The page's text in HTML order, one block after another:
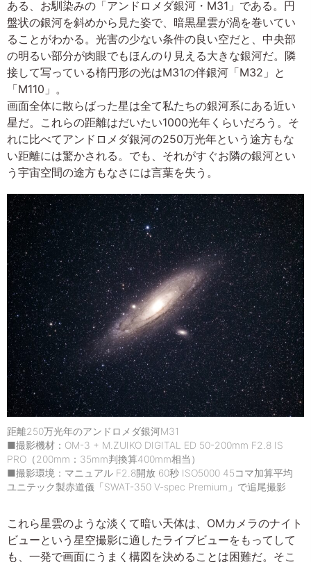
ある、お馴染みの「アンドロメダ銀河・M31」である。円
盤状の銀河を斜めから見た姿で、暗黒星雲が渦を巻いてい
ることがわかる。光害の少ない条件の良い空だと、中央部
の明るい部分が肉眼でもほんのり見える大きな銀河だ。隣
接して写っている楕円形の光はM31の伴銀河「M32」と
「M110」。
画面全体に散らばった星は全て私たちの銀河系にある近い
星だ。これらの距離はだいたい1000光年くらいだろう。そ
れに比べてアンドロメダ銀河の250万光年という途方もな
い距離には驚かされる。でも、それがすぐお隣の銀河とい
う宇宙空間の途方もなさには言葉を失う。
距離250万光年のアンドロメダ銀河M31
■撮影機材：OM-3 + M.ZUIKO DIGITAL ED 50-200mm F2.8 IS
PRO（200mm：35mm判換算400mm相当）
■撮影環境：マニュアル F2.8開放 60秒 ISO5000 45コマ加算平均
ユニテック製赤道儀「SWAT-350 V-spec Premium」で追尾撮影
これら星雲のような淡くて暗い天体は、OMカメラのナイト
ビューという星空撮影に適したライブビューをもってして
も、一発で画面にうまく構図を決めることは困難だ。そこ